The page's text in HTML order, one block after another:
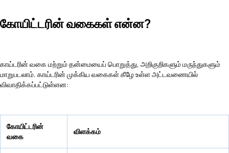
கோயிட்டரின் வகைகள் என்ன?
காய்டரின் வகை மற்றும் தன்மையைப் பொறுத்து, அறிகுறிகளும் மருந்துகளும்
மாறுபடலாம். காய்டரின் முக்கிய வகைகள் கீழே உள்ள அட்டவணையில்
விவாதிக்கப்பட்டுள்ளன:
கோயிட்டரின்
வகை
விளக்கம்